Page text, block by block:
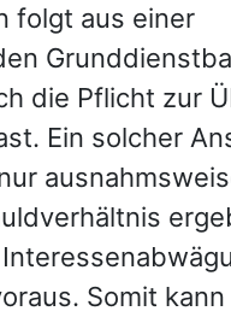
folgt aus einer
die Pflicht zur
Ein solcher
Somit